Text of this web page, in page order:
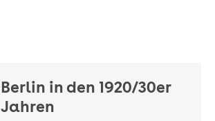
Berlin in den 1920/30er
Jahren